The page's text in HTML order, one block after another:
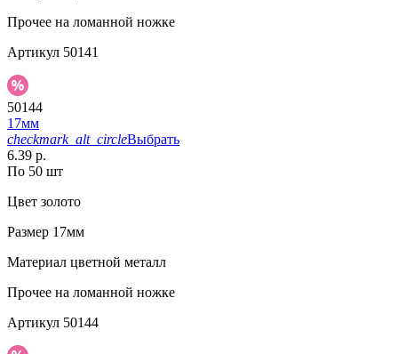
Прочее на ломанной ножке
Артикул 50141
50144
17мм
checkmark_alt_circleВыбрать
6.39 р.
По 50 шт
Цвет золото
Размер 17мм
Материал цветной металл
Прочее на ломанной ножке
Артикул 50144